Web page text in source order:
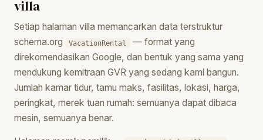
villa
Setiap halaman villa memancarkan data terstruktur
schema.org
VacationRental
— format yang
direkomendasikan Google, dan bentuk yang sama yang
mendukung kemitraan GVR yang sedang kami bangun.
Jumlah kamar tidur, tamu maks, fasilitas, lokasi, harga,
peringkat, merek tuan rumah: semuanya dapat dibaca
mesin, semuanya benar.